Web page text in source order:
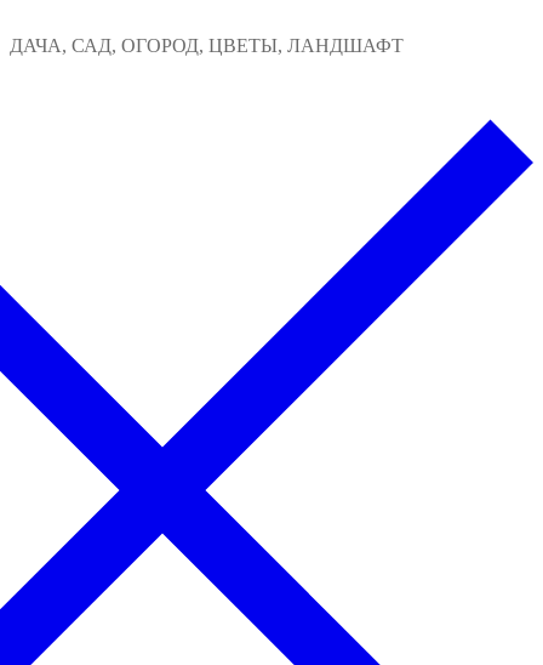
к
ДАЧА, САД, ОГОРОД, ЦВЕТЫ, ЛАНДШАФТ